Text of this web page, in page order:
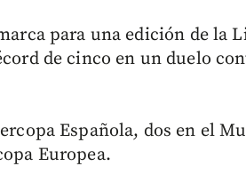
para una edición de la
de cinco en un duelo
Española, dos en el
Europea.